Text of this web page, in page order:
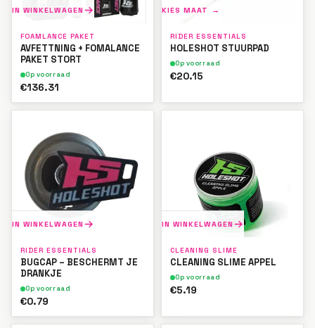
IN WINKELWAGEN
FOAMLANCE PAKET
AVFETTNING + FOMALANCE
PAKET STORT
Op voorraad
€136.31
KIES MAAT →
RIDER ESSENTIALS
HOLESHOT STUURPAD
Op voorraad
€20.15
IN WINKELWAGEN
RIDER ESSENTIALS
BUGCAP – BESCHERMT JE
DRANKJE
Op voorraad
€0.79
IN WINKELWAGEN
CLEANING SLIME
CLEANING SLIME APPEL
Op voorraad
€5.19